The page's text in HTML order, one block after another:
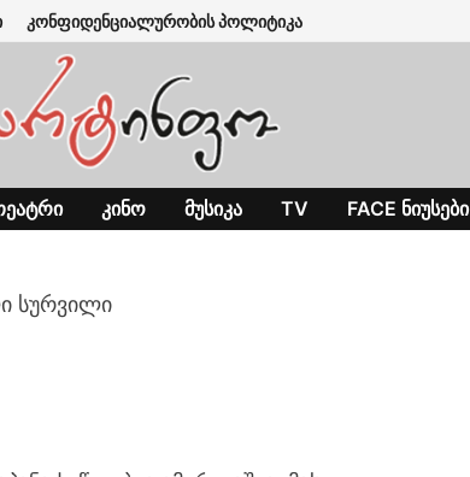
კონფიდენციალურობის პოლიტიკა
ᲙᲘᲜᲝ ᲛᲣᲡᲘᲙᲐ TV FACE ᲜᲘᲣᲡᲔᲑᲘ
სურვილი